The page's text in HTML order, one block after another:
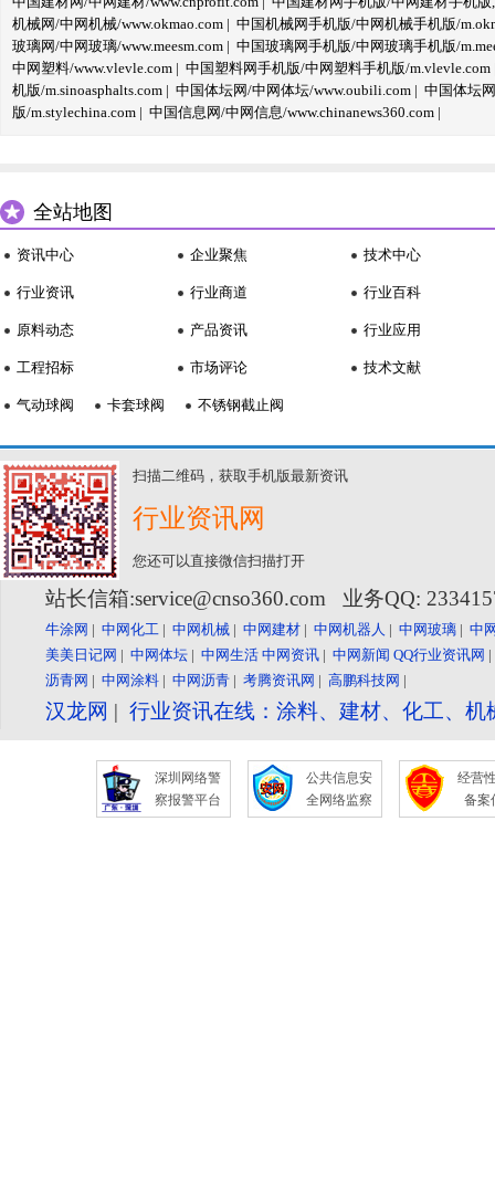
机械网/中网机械/www.okmao.com | 中国机械网手机版/中网机械手机版/
玻璃网/中网玻璃/www.meesm.com | 中国玻璃网手机版/中网玻璃手机版/
中网塑料/www.vlevle.com | 中国塑料网手机版/中网塑料手机版/m.vlevle.com
机版/m.sinoasphalts.com | 中国体坛网/中网体坛/www.oubili.com | 中国体坛
版/m.stylechina.com | 中国信息网/中网信息/www.chinanews360.com |
全站地图
资讯中心
行业资讯
原料动态
工程招标
企业聚焦
行业商道
产品资讯
市场评论
技术中心
行业百科
行业应用
技术文献
气动球阀 卡套球阀 不锈钢截止阀
扫描二维码，获取手机版最新资讯
行业资讯网
您还可以直接微信扫描打开
站长信箱:service@cnso360.com 业务QQ:
牛涂网 | 中网化工 | 中网机械 | 中网建材 | 中网机器人 | 中网玻璃 | 中
美美日记网 | 中网体坛 | 中网生活 中网资讯 | 中网新闻 QQ行业资讯网
沥青网 | 中网涂料 | 中网沥青 | 考腾资讯网 | 高鹏科技网 |
汉龙网 | 行业资讯在线：涂料、建材、化工、
深圳网络警
察报警平台
公共信息安
全网络监察
经营
备案